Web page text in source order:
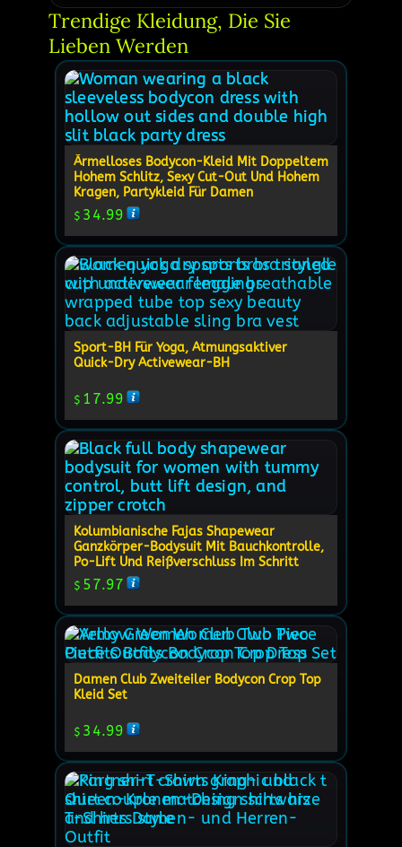
Trendige Kleidung, Die Sie
Lieben Werden
Ärmelloses Bodycon-Kleid Mit Doppeltem
Hohem Schlitz, Sexy Cut-Out Und Hohem
Kragen, Partykleid Für Damen
$ 34.99
Sport-BH Für Yoga, Atmungsaktiver
Quick-Dry Activewear-BH
$ 17.99
Kolumbianische Fajas Shapewear
Ganzkörper-Bodysuit Mit Bauchkontrolle,
Po-Lift Und Reißverschluss Im Schritt
$ 57.97
Damen Club Zweiteiler Bodycon Crop Top
Kleid Set
$ 34.99